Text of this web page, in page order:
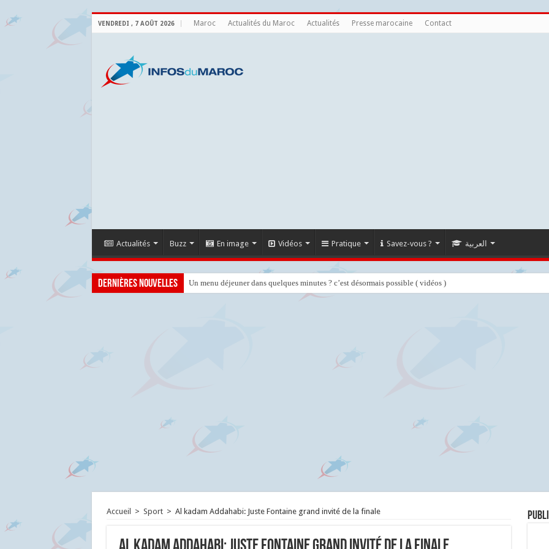
VENDREDI , 7 AOÛT 2026 Maroc Actualités du Maroc Actualités Presse marocaine Contact
Actualités Buzz En image Vidéos Pratique Savez-vous ? العربية
Dernières nouvelles Un menu déjeuner dans quelques minutes ? c’est désormais possible ( vidéos )
Accueil > Sport > Al kadam Addahabi: Juste Fontaine grand invité de la finale